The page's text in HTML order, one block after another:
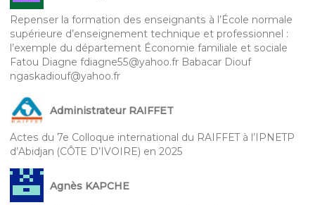
Repenser la formation des enseignants à l’École normale
supérieure d’enseignement technique et professionnel :
l’exemple du département Économie familiale et sociale
Fatou Diagne fdiagne55@yahoo.fr Babacar Diouf
ngaskadiouf@yahoo.fr
Administrateur RAIFFET
Actes du 7e Colloque international du RAIFFET à l’IPNETP
d’Abidjan (CÔTE D’IVOIRE) en 2025
Agnès KAPCHE